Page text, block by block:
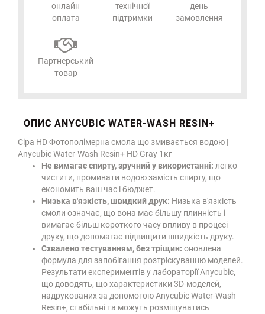
онлайн
оплата
технічної
підтримки
день
замовлення
Партнерський
товар
ОПИС ANYCUBIC WATER-WASH RESIN+
Сіра HD Фотополімерна смола що змивається водою |
Anycubic Water-Wash Resin+ HD Gray 1кг
Не вимагає спирту, зручний у використанні: легко
чистити, промивати водою замість спирту, що
економить ваш час і бюджет.
Низька в'язкість, швидкий друк: Низька в'язкість
смоли означає, що вона має більшу плинність і
вимагає більш короткого часу впливу в процесі
друку, що допомагає підвищити швидкість друку.
Схвалено тестуванням, без тріщин: оновлена ​​
формула для запобігання розтріскуванню моделей.
Результати експериментів у лабораторії Anycubic,
що доводять, що характеристики 3D-моделей,
надрукованих за допомогою Anycubic Water-Wash
Resin+, стабільні та можуть розміщуватись